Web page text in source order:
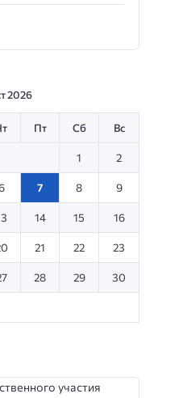
2026
Пт Сб Вс
1 2
7 8 9
14 15 16
21 22 23
28 29 30